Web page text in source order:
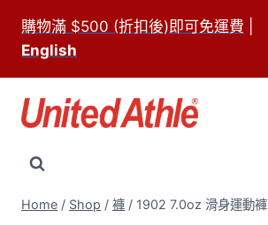
content
購物滿 $500 (折扣後)即可免運費
English
Home / Shop / 褲 / 1902 7.0oz 滑身運動褲